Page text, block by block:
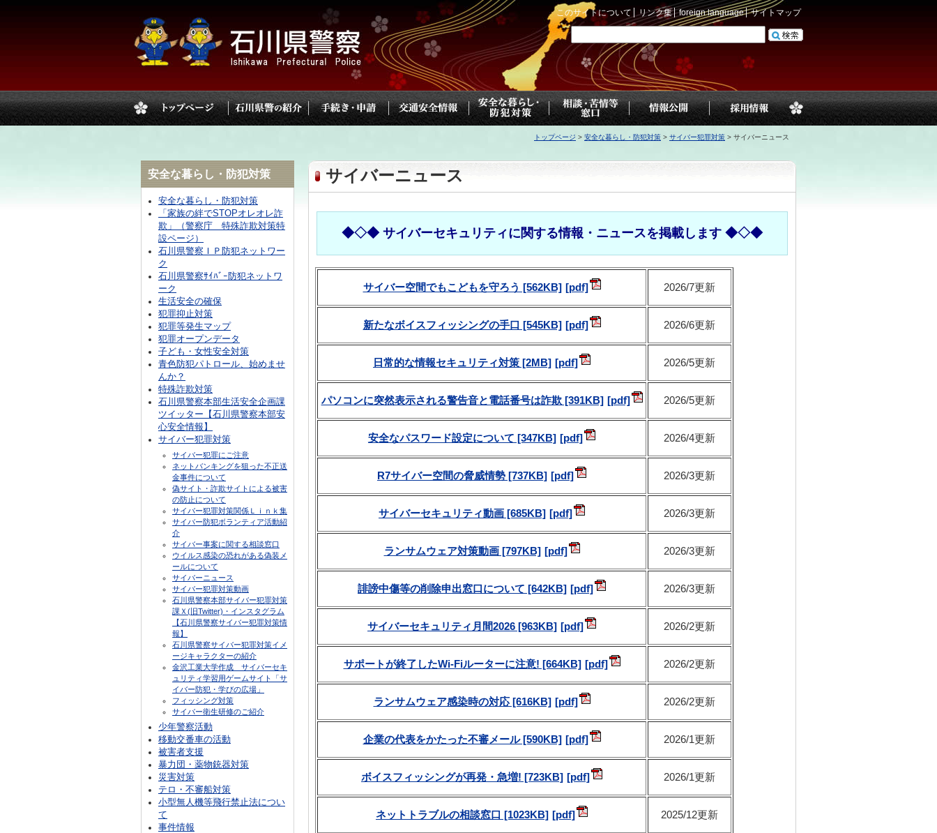
このサイトについて リンク集 foreign language サイトマップ
トップページ > 安全な暮らし・防犯対策 > サイバー犯罪対策 > サイバーニュース
サイバーニュース
◆◇◆ サイバーセキュリティに関する情報・ニュースを掲載します ◆◇◆
サイバー空間でもこどもを守ろう [562KB] 2026/7更新
新たなボイスフィッシングの手口 [545KB] 2026/6更新
日常的な情報セキュリティ対策 [2MB] 2026/5更新
パソコンに突然表示される警告音と電話番号は詐欺 [391KB] 2026/5更新
安全なパスワード設定について [347KB] 2026/4更新
R7サイバー空間の脅威情勢 [737KB] 2026/3更新
サイバーセキュリティ動画 [685KB] 2026/3更新
ランサムウェア対策動画 [797KB] 2026/3更新
誹謗中傷等の削除申出窓口について [642KB] 2026/3更新
サイバーセキュリティ月間2026 [963KB] 2026/2更新
サポートが終了したWi-Fiルーターに注意! [664KB] 2026/2更新
ランサムウェア感染時の対応 [616KB] 2026/2更新
企業の代表をかたった不審メール [590KB] 2026/1更新
ボイスフィッシングが再発・急増! [723KB] 2026/1更新
ネットトラブルの相談窓口 [1023KB] 2025/12更新
安全な暮らし・防犯対策
安全な暮らし・防犯対策
「家族の絆でSTOPオレオレ詐
欺」（警察庁 特殊詐欺対策特
設ページ）
石川県警察ＩＰ防犯ネットワー
ク
石川県警察ｻｲﾊﾞｰ防犯ネットワ
ーク
生活安全の確保
犯罪抑止対策
犯罪等発生マップ
犯罪オープンデータ
子ども・女性安全対策
青色防犯パトロール、始めませ
んか？
特殊詐欺対策
石川県警察本部生活安全企画課
ツイッター【石川県警察本部安
心安全情報】
サイバー犯罪対策
サイバー犯罪にご注意
ネットバンキングを狙った不正送
金事件について
偽サイト・詐欺サイトによる被害
の防止について
サイバー犯罪対策関係Ｌｉｎｋ集
サイバー防犯ボランティア活動紹
介
サイバー事案に関する相談窓口
ウイルス感染の恐れがある偽装メ
ールについて
サイバーニュース
サイバー犯罪対策動画
石川県警察本部サイバー犯罪対策
課Ｘ(旧Twitter)・インスタグラム
【石川県警察サイバー犯罪対策情
報】
石川県警察サイバー犯罪対策イメ
ージキャラクターの紹介
金沢工業大学作成 サイバーセキ
ュリティ学習用ゲームサイト「サ
イバー防犯・学びの広場」
フィッシング対策
サイバー衛生研修のご紹介
少年警察活動
移動交番車の活動
被害者支援
暴力団・薬物銃器対策
災害対策
テロ・不審船対策
小型無人機等飛行禁止法につい
て
事件情報